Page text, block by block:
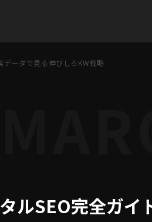
データで見る伸びしろKW戦略
ルSEO完全ガイ